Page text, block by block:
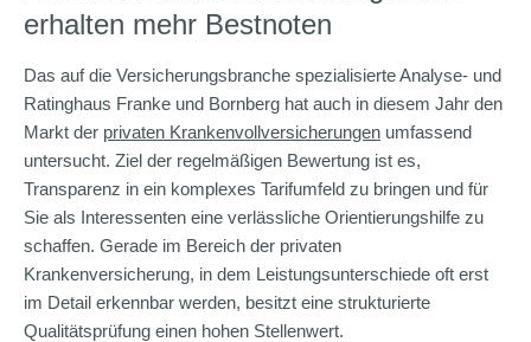
erhalten mehr Bestnoten
Das auf die Versicherungsbranche spezialisierte Analyse- und
Ratinghaus Franke und Bornberg hat auch in diesem Jahr den
Markt der privaten Krankenvollversicherungen umfassend
untersucht. Ziel der regelmäßigen Bewertung ist es,
Transparenz in ein komplexes Tarifumfeld zu bringen und für
Sie als Interessenten eine verlässliche Orientierungshilfe zu
schaffen. Gerade im Bereich der privaten
Krankenversicherung, in dem Leistungsunterschiede oft erst
im Detail erkennbar werden, besitzt eine strukturierte
Qualitätsprüfung einen hohen Stellenwert.